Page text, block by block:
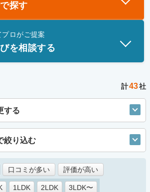
品整理認定協会、および一般社団法
業者のみ掲載しています。
探す
ロがご提案
を相談する
計43社
する
絞り込む
口コミが多い 評価が高い
1LDK 2LDK 3LDK〜